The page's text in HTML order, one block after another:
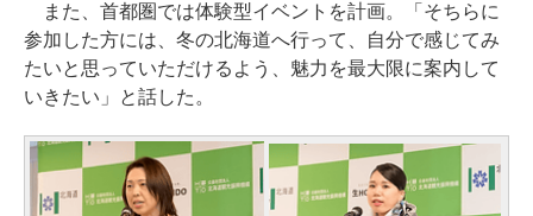
また、首都圏では体験型イベントを計画。「そちらに
参加した方には、冬の北海道へ行って、自分で感じてみ
たいと思っていただけるよう、魅力を最大限に案内して
いきたい」と話した。